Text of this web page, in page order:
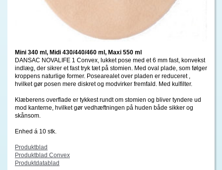
Mini 340 ml, Midi 430/440/460 ml, Maxi 550 ml
DANSAC NOVALIFE 1 Convex, lukket pose med et 6 mm fast, konvekst
indlæg, der sikrer et fast tryk tæt på stomien. Med oval plade, som følger
kroppens naturlige former. Posearealet over pladen er reduceret ,
hvilket gør posen mere diskret og modvirker fremfald. Med kulfilter.
Klæberens overflade er tykkest rundt om stomien og bliver tyndere ud
mod kanterne, hvilket gør vedhæftningen på huden både sikker og
skånsom.
Enhed á 10 stk.
Produktblad
Produktblad Convex
Produktdatablad